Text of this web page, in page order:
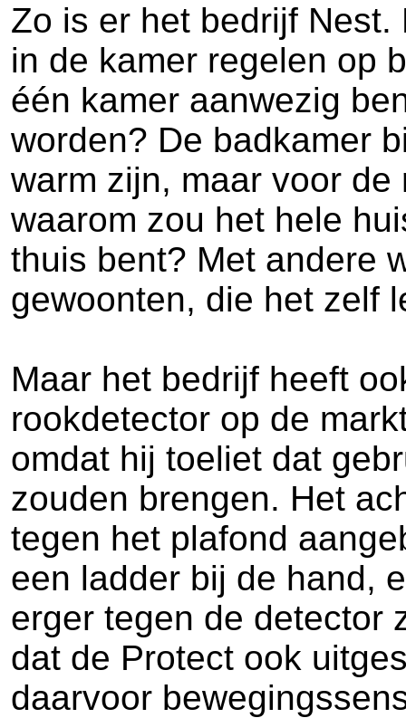
Zo is er het bedrijf
in de kamer regelen op
één kamer aanwezig
worden? De badkamer
warm zijn, maar voor
waarom zou het hele
thuis bent? Met andere
gewoonten, die het zelf
Maar het bedrijf heeft
rookdetector op de
omdat hij toeliet dat
zouden brengen. Het
tegen het plafond
een ladder bij de hand,
erger tegen de detector
dat de Protect ook
daarvoor